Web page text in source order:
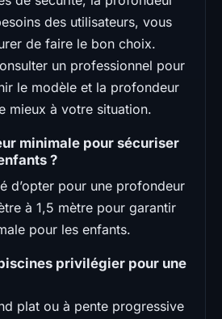
des utilisateurs, vous
de faire le bon choix.
un professionnel pour
le modèle et la profondeur
mieux à votre situation.
minimale pour sécuriser
?
d’opter pour une profondeur
à 1,5 mètre pour garantir
pour les enfants.
privilégier pour une
plat ou à pente progressive